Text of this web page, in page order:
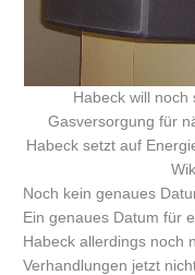
Habeck will noch
Gasversorgung für
Habeck setzt auf
Noch kein genaues
Ein genaues Datum für
Habeck allerdings noch
Verhandlungen jetzt